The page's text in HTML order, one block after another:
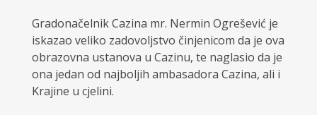
Gradonačelnik Cazina mr. Nermin Ogrešević je
iskazao veliko zadovoljstvo činjenicom da je ova
obrazovna ustanova u Cazinu, te naglasio da je
ona jedan od najboljih ambasadora Cazina, ali i
Krajine u cjelini.